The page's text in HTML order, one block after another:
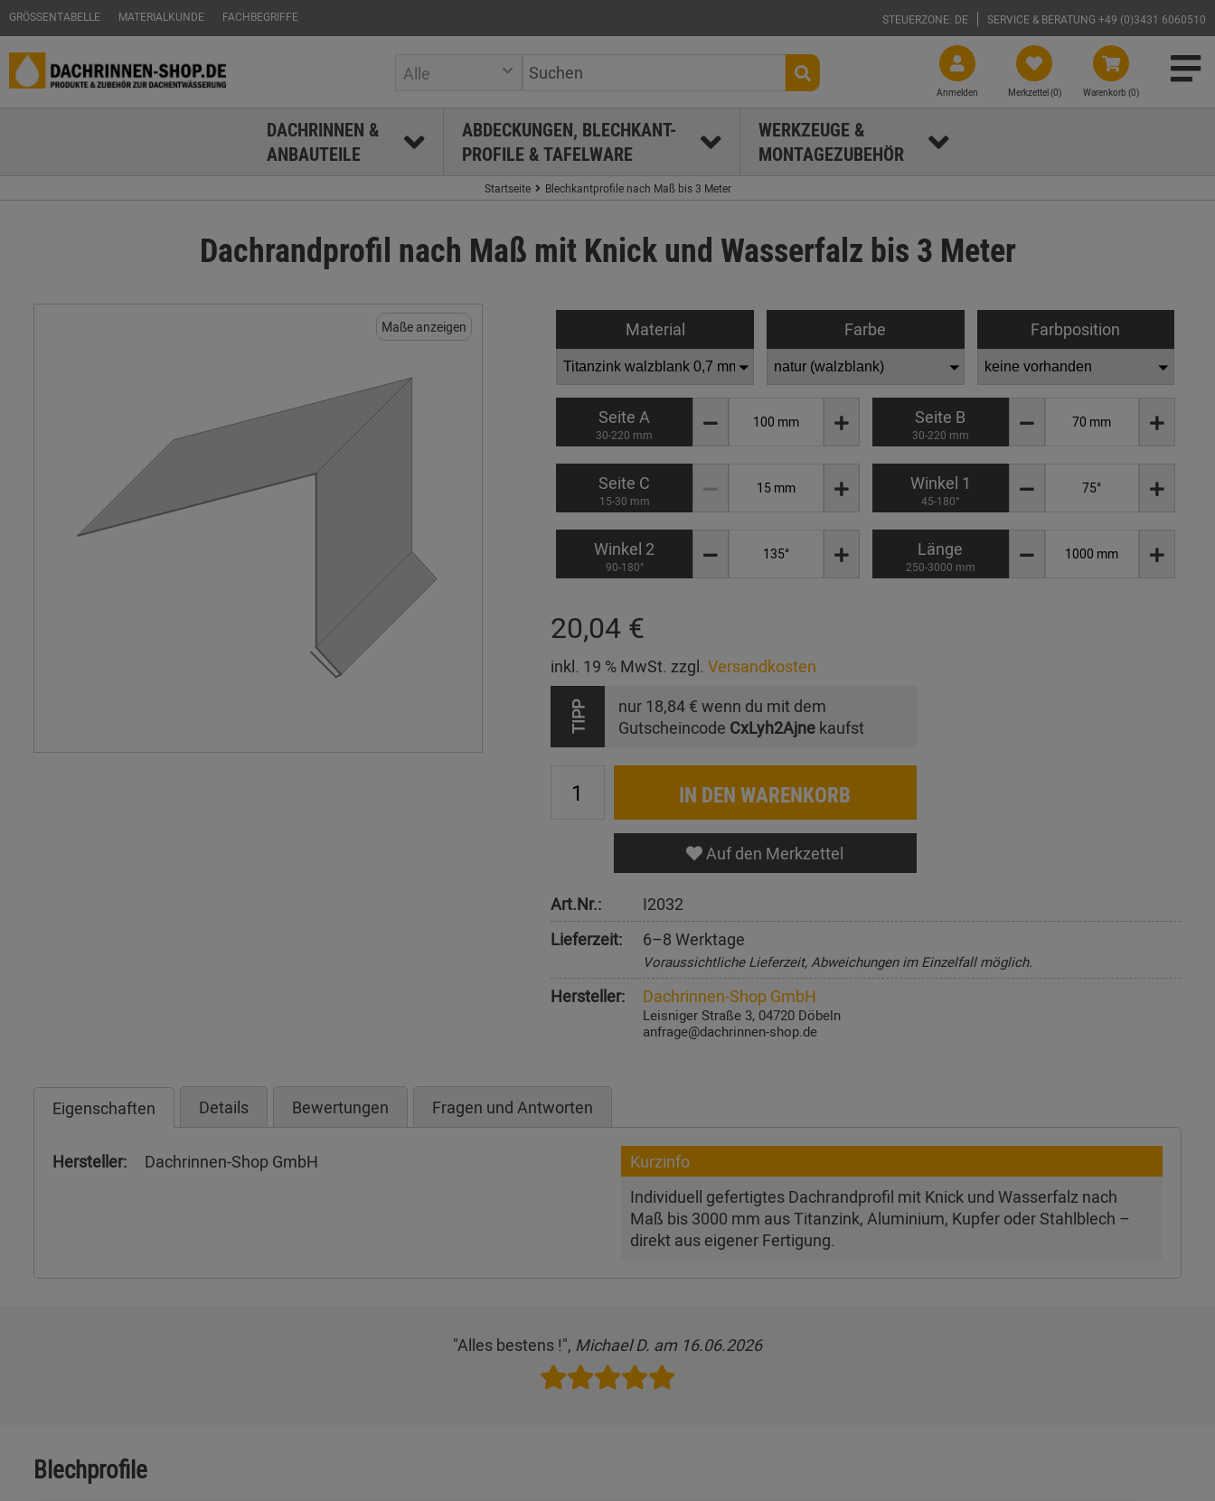
GRÖSSENTABELLE MATERIALKUNDE FACHBEGRIFFE STEUERZONE: DE SERVICE & BERATUNG +49 (0)3431 6060510
Warenkorb (0)
Merkzettel (0)
Anmelden
Alle
DACHRINNEN &
ANBAUTEILE
ABDECKUNGEN, BLECHKANT-
PROFILE & TAFELWARE
WERKZEUGE &
MONTAGEZUBEHÖR
Startseite Blechkantprofile nach Maß bis 3 Meter
Dachrandprofil nach Maß mit Knick und Wasserfalz bis 3 Meter
Maße anzeigen Material Farbe Farbposition
Seite A
30-220 mm
Seite B
30-220 mm
Seite C
15-30 mm
Winkel 1
45-180°
Winkel 2
90-180°
Länge
250-3000 mm
20,04 €
inkl. 19 % MwSt. zzgl. Versandkosten
TIPP nur 18,84 € wenn du mit dem
Gutscheincode CxLyh2Ajnekaufst
IN DEN WARENKORB
Auf den Merkzettel
Art.Nr.:
I2032
Lieferzeit:
6–8 Werktage
Voraussichtliche Lieferzeit, Abweichungen im Einzelfall möglich.
Hersteller: Dachrinnen-Shop GmbH
Leisniger Straße 3, 04720 Döbeln
anfrage@dachrinnen-shop.de
Eigenschaften Details Bewertungen Fragen und Antworten
Hersteller: Dachrinnen-Shop GmbH
Kurzinfo
Individuell gefertigtes Dachrandprofil mit Knick und Wasserfalz nach
Maß bis 3000 mm aus Titanzink, Aluminium, Kupfer oder Stahlblech –
direkt aus eigener Fertigung.
"Alles bestens !", Michael D. am 16.06.2026
Blechprofile